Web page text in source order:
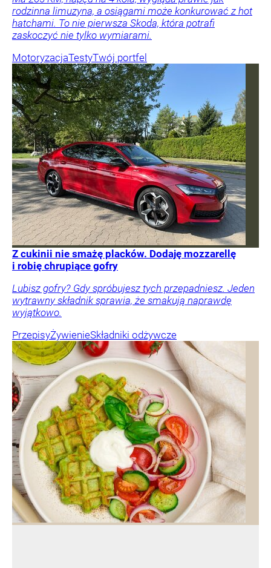
rodzinna limuzyna, a osiągami może konkurować z hot
hatchami. To nie pierwsza Skoda, która potrafi
zaskoczyć nie tylko wymiarami.
MotoryzacjaTestyTwój portfel
Z cukinii nie smażę placków. Dodaję mozzarellę
i robię chrupiące gofry
Lubisz gofry? Gdy spróbujesz tych przepadniesz. Jeden
wytrawny składnik sprawia, że smakują naprawdę
wyjątkowo.
PrzepisyŻywienieSkładniki odżywcze